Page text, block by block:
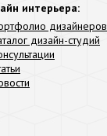
интерьера:
дизайнеров
дизайн-студий